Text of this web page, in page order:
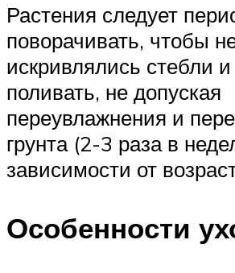
Растения следует
поворачивать, чтобы
искривлялись стебли
поливать, не допуская
переувлажнения и
грунта (2-3 раза в
зависимости от
Особенности